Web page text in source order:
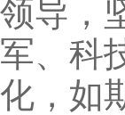
领导，
军、科
化，如